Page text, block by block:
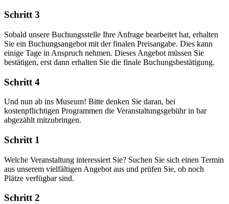
Schritt 3
Sobald unsere Buchungsstelle Ihre Anfrage bearbeitet hat, erhalten
Sie ein Buchungsangebot mit der finalen Preisangabe. Dies kann
einige Tage in Anspruch nehmen. Dieses Angebot müssen Sie
bestätigen, erst dann erhalten Sie die finale Buchungsbestätigung.
Schritt 4
Und nun ab ins Museum! Bitte denken Sie daran, bei
kostenpflichtigen Programmen die Veranstaltungsgebühr in bar
abgezählt mitzubringen.
Schritt 1
Welche Veranstaltung interessiert Sie? Suchen Sie sich einen Termin
aus unserem vielfältigen Angebot aus und prüfen Sie, ob noch
Plätze verfügbar sind.
Schritt 2